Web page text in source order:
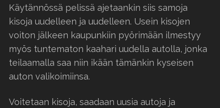
Käytännössä pelissä ajetaankin siis samoja
kisoja uudelleen ja uudelleen. Usein kisojen
voiton jälkeen kaupunkiin pyörimään ilmestyy
myös tuntematon kaahari uudella autolla, jonka
teilaamalla saa niin ikään tämänkin kyseisen
auton valikoimiinsa.
Voitetaan kisoja, saadaan uusia autoja ja